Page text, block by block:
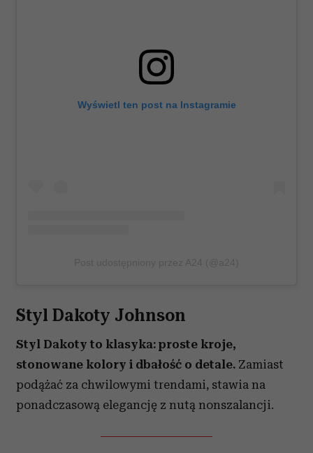
Wyświetl ten post na Instagramie
Styl Dakoty Johnson
Styl Dakoty to klasyka: proste kroje,
stonowane kolory i dbałość o detale. Zamiast
podążać za chwilowymi trendami, stawia na
ponadczasową elegancję z nutą nonszalancji.